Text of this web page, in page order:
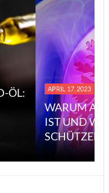
ÖL:
APRIL 17, 2023
WARUM
IST UND
SCHÜTZEN